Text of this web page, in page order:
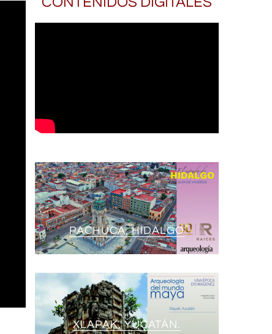
PACHUCA, HIDALGO
XLAPAK, YUCATÁN.